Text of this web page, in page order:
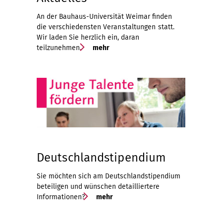
An der Bauhaus-Universität Weimar finden
die verschiedensten Veranstaltungen statt.
Wir laden Sie herzlich ein, daran
teilzunehmen.
mehr
Deutschlandstipendium
Sie möchten sich am Deutschlandstipendium
beteiligen und wünschen detailliertere
Informationen?
mehr